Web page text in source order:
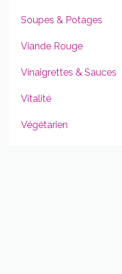
Soupes & Potages
Viande Rouge
Vinaigrettes & Sauces
Vitalité
Végétarien